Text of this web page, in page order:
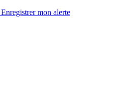
Enregistrermon alerte